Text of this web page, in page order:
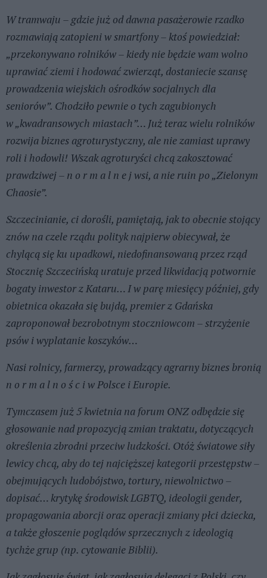
W tramwaju – gdzie już od dawna pasażerowie rzadko
rozmawiają zatopieni w smartfony – ktoś powiedział:
„przekonywano rolników – kiedy nie będzie wam wolno
uprawiać ziemi i hodować zwierząt, dostaniecie szansę
prowadzenia wiejskich ośrodków socjalnych dla
seniorów”. Chodziło pewnie o tych zagubionych
w „kwadransowych miastach”… Już teraz wielu rolników
rozwija biznes agroturystyczny, ale nie zamiast uprawy
roli i hodowli! Wszak agroturyści chcą zakosztować
prawdziwej – n o r m a l n e j wsi, a nie ruin po „Zielonym
Chaosie”.
Szczecinianie, ci dorośli, pamiętają, jak to obecnie stojący
znów na czele rządu polityk najpierw obiecywał, że
chylącą się ku upadkowi, niedofinansowaną przez rząd
Stocznię Szczecińską uratuje przed likwidacją potwornie
bogaty inwestor z Kataru… I w parę miesięcy później, gdy
obietnica okazała się bujdą, premier z Gdańska
zaproponował bezrobotnym stoczniowcom – strzyżenie
psów i wyplatanie koszyków…
Nasi rolnicy, farmerzy, prowadzący agrarny biznes bronią
n o r m a l n o ś c i w Polsce i Europie.
Tymczasem już 5 kwietnia na forum ONZ odbędzie się
głosowanie nad propozycją zmian traktatu, dotyczących
określenia zbrodni przeciw ludzkości. Otóż światowe siły
lewicy chcą, aby do tej najcięższej kategorii przestępstw –
obejmujących ludobójstwo, tortury, niewolnictwo –
dopisać… krytykę środowisk LGBTQ, ideologii gender,
propagowania aborcji oraz operacji zmiany płci dziecka,
a także głoszenie poglądów sprzecznych z ideologią
tychże grup (np. cytowanie Biblii).